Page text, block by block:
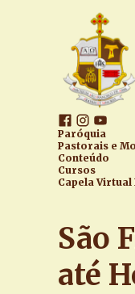
Paróquia
Pastorais e
Conteúdo
Cursos
Capela Virtual
São
até